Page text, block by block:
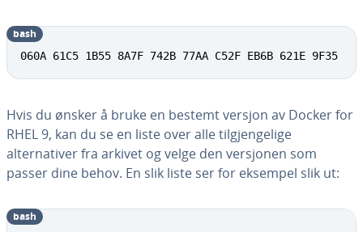
060A 61C5 1B55 8A7F 742B 77AA C52F EB6B 621E 9F35
bash
Hvis du ønsker å bruke en bestemt versjon av Docker for
RHEL 9, kan du se en liste over alle tilgjengelige
alternativer fra arkivet og velge den versjonen som
passer dine behov. En slik liste ser for eksempel slik ut:
bash